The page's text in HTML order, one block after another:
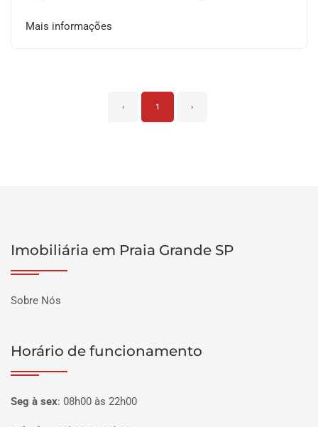
Mais informações
‹ 1 ›
Imobiliária em Praia Grande SP
Sobre Nós
Horário de funcionamento
Seg à sex: 08h00 às 22h00